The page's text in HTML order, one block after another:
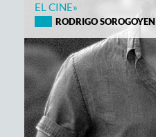
EL CINE»
RODRIGO SOROGOYEN